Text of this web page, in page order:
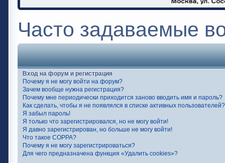
Часто задаваемые
Вход на форум и регистрация
Почему я не могу войти на форум?
Зачем вообще нужна регистрация?
Почему мне периодически приходится заново вводить имя и пароль?
Как сделать, чтобы я не появлялся в списке активных пользователей?
Я забыл пароль!
Я только что зарегистрировался, но не могу войти!
Я давно зарегистрирован, но больше не могу войти!
Что такое COPPA?
Почему я не могу зарегистрироваться?
Для чего предназначена функция «Удалить cookies»?